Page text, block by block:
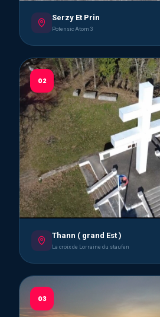
Serzy Et Prin
Potensic Atom 3
02
Thann ( grand Est )
La croix de Lorraine du staufen
03